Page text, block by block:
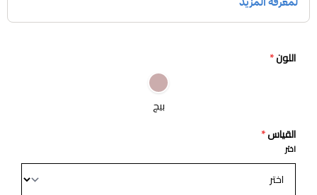
اللون*
بيج
القياس*
اختر